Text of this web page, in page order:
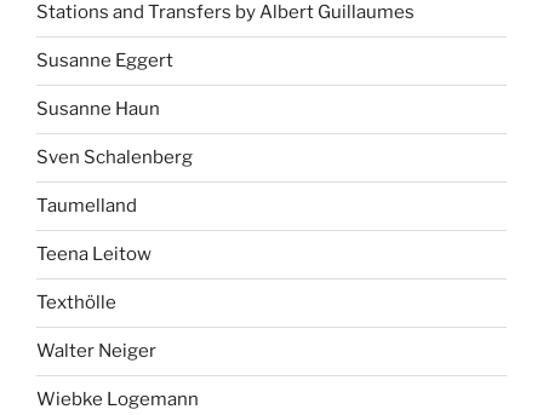
Stations and Transfers by Albert Guillaumes
Susanne Eggert
Susanne Haun
Sven Schalenberg
Taumelland
Teena Leitow
Texthölle
Walter Neiger
Wiebke Logemann